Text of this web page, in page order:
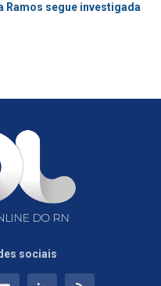
Ramos segue investigada
sociais